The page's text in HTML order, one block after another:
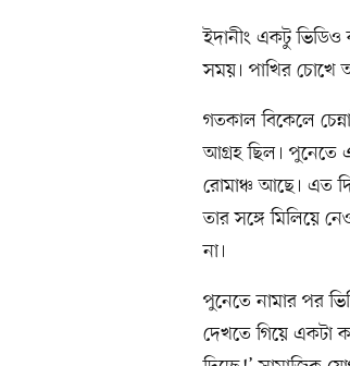
ইদানীং একটু
সময়। পাখির চোখে
গতকাল বিকেলে
আগ্রহ ছিল। পুনেতে
রোমাঞ্চ আছে। এত
তার সঙ্গে মিলিয়ে
না।
পুনেতে নামার পর
দেখতে গিয়ে একটা